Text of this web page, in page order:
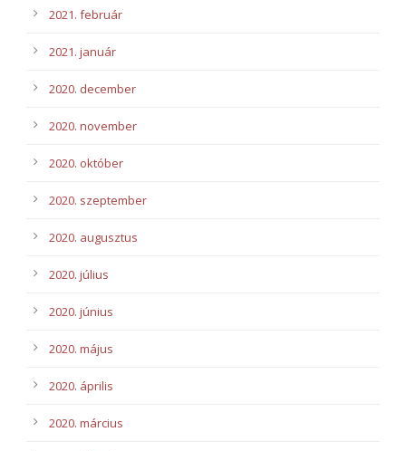
2021. február
2021. január
2020. december
2020. november
2020. október
2020. szeptember
2020. augusztus
2020. július
2020. június
2020. május
2020. április
2020. március